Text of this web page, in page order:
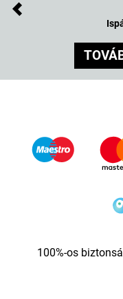
Previous
100%-os